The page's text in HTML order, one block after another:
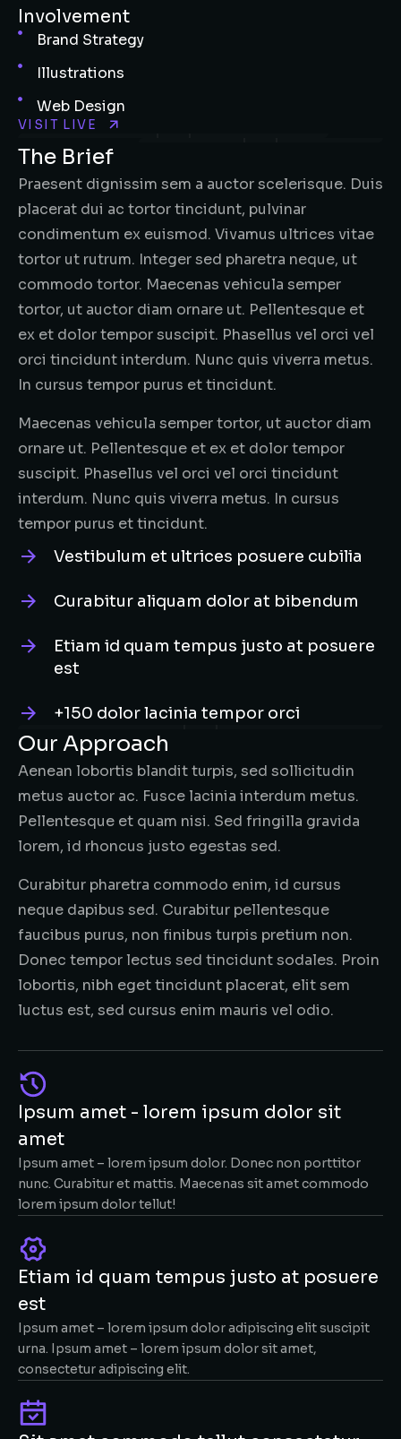
Involvement
Brand Strategy
Illustrations
Web Design
VISIT LIVE
The Brief
Praesent dignissim sem a auctor scelerisque. Duis
placerat dui ac tortor tincidunt, pulvinar
condimentum ex euismod. Vivamus ultrices vitae
tortor ut rutrum. Integer sed pharetra neque, ut
commodo tortor. Maecenas vehicula semper
tortor, ut auctor diam ornare ut. Pellentesque et
ex et dolor tempor suscipit. Phasellus vel orci vel
orci tincidunt interdum. Nunc quis viverra metus.
In cursus tempor purus et tincidunt.
Maecenas vehicula semper tortor, ut auctor diam
ornare ut. Pellentesque et ex et dolor tempor
suscipit. Phasellus vel orci vel orci tincidunt
interdum. Nunc quis viverra metus. In cursus
tempor purus et tincidunt.
Vestibulum et ultrices posuere cubilia
Curabitur aliquam dolor at bibendum
Etiam id quam tempus justo at posuere
est
+150 dolor lacinia tempor orci
Our Approach
Aenean lobortis blandit turpis, sed sollicitudin
metus auctor ac. Fusce lacinia interdum metus.
Pellentesque et quam nisi. Sed fringilla gravida
lorem, id rhoncus justo egestas sed.
Curabitur pharetra commodo enim, id cursus
neque dapibus sed. Curabitur pellentesque
faucibus purus, non finibus turpis pretium non.
Donec tempor lectus sed tincidunt sodales. Proin
lobortis, nibh eget tincidunt placerat, elit sem
luctus est, sed cursus enim mauris vel odio.
Ipsum amet - lorem ipsum dolor sit
amet
Ipsum amet – lorem ipsum dolor. Donec non porttitor
nunc. Curabitur et mattis. Maecenas sit amet commodo
lorem ipsum dolor tellut!
Etiam id quam tempus justo at posuere
est
Ipsum amet – lorem ipsum dolor adipiscing elit suscipit
urna. Ipsum amet – lorem ipsum dolor sit amet,
consectetur adipiscing elit.